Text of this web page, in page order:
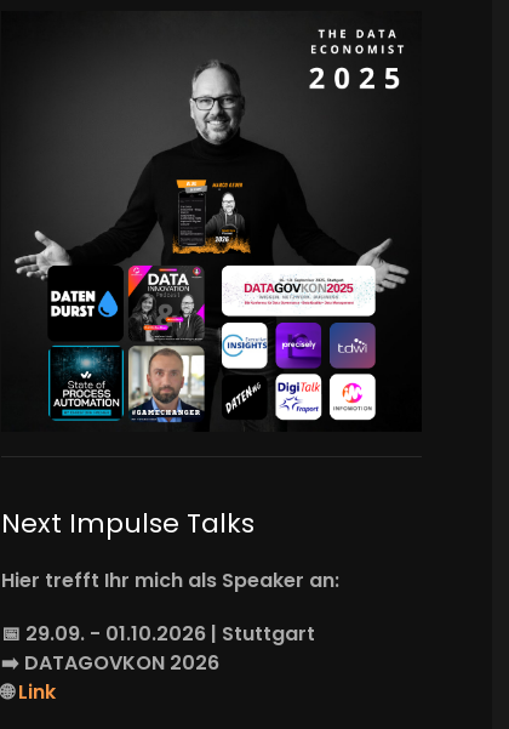
Next Impulse Talks
Hier trefft Ihr mich als Speaker an:
📅 29.09. - 01.10.2026 | Stuttgart
➡️ DATAGOVKON 2026
🌐Link